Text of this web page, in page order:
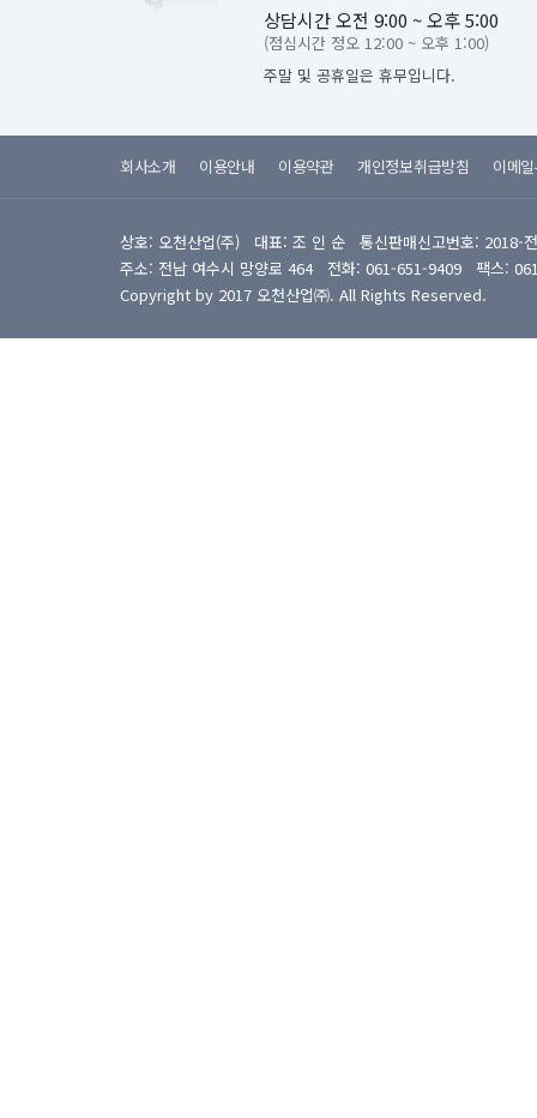
상담시간 오전 9:00 ~ 오후 5:00
(점심시간 정오 12:00 ~ 오후 1:00)
주말 및 공휴일은 휴무입니다.
회사소개 이용안내 이용약관 개인정보취급방침 이메
상호: 오천산업(주) 대표: 조 인 순 통신판매신고번호: 2018-
주소: 전남 여수시 망양로 464 전화: 061-651-9409 팩스:
Copyright by 2017 오천산업㈜. All Rights Reserved.